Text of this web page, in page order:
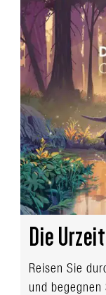
Die
Reisen Sie
und